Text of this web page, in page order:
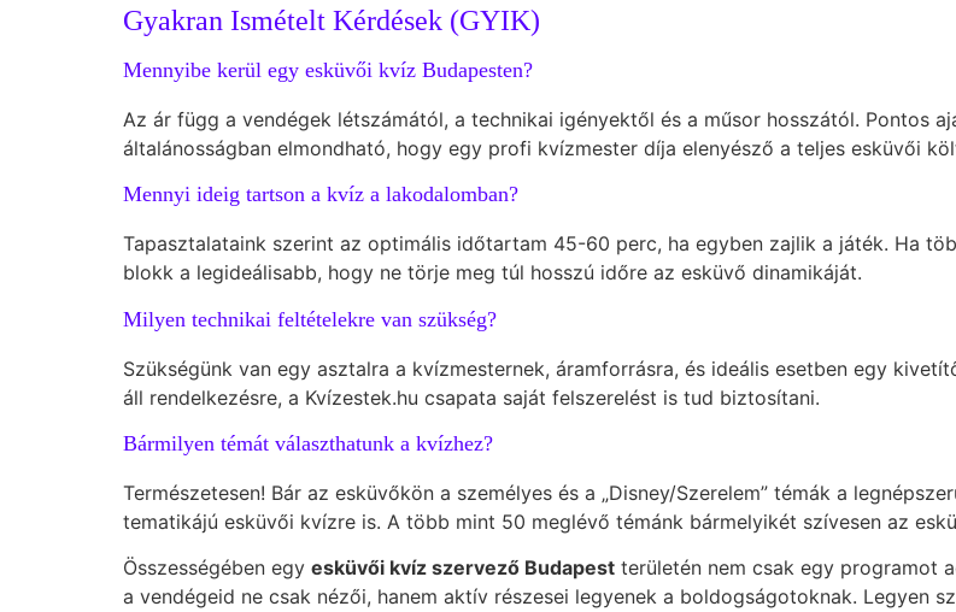
Gyakran Ismételt Kérdések (GYIK)
Mennyibe kerül egy esküvői kvíz Budapesten?
Az ár függ a vendégek létszámától, a technikai igényektől és a műsor hosszától. Pontos
általánosságban elmondható, hogy egy profi kvízmester díja elenyésző a teljes esküvői
Mennyi ideig tartson a kvíz a lakodalomban?
Tapasztalataink szerint az optimális időtartam 45-60 perc, ha egyben zajlik a játék. Ha
blokk a legideálisabb, hogy ne törje meg túl hosszú időre az esküvő dinamikáját.
Milyen technikai feltételekre van szükség?
Szükségünk van egy asztalra a kvízmesternek, áramforrásra, és ideális esetben egy
áll rendelkezésre, a Kvízestek.hu csapata saját felszerelést is tud biztosítani.
Bármilyen témát választhatunk a kvízhez?
Természetesen! Bár az esküvőkön a személyes és a „Disney/Szerelem” témák a
tematikájú esküvői kvízre is. A több mint 50 meglévő témánk bármelyikét szívesen az
Összességében egy esküvői kvíz szervező Budapest területén nem csak egy programot
a vendégeid ne csak nézői, hanem aktív részesei legyenek a boldogságotoknak. Legyen